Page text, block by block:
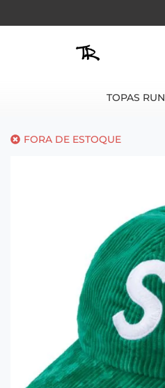
TOPAS RUN
FORA DE ESTOQUE